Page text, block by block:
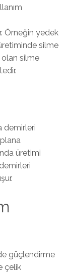
Örneğin yedek
silme
olan silme
demirleri
plana
üretimi
güçlendirme
çelik